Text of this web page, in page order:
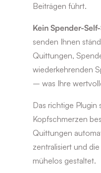
Beiträgen führt.
Kein Spender-
senden Ihnen
Quittungen,
wiederkehrenden
– was Ihre
Das richtige Plugin
Kopfschmerzen
Quittungen
zentralisiert und
mühelos gestaltet.